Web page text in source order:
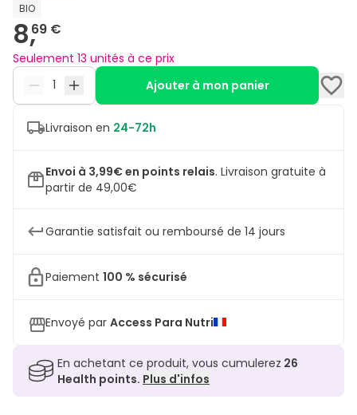
BIO
8,69 €
Seulement 13 unités à ce prix
Ajouter à mon panier
Livraison en 24-72h
Envoi à 3,99€ en points relais. Livraison gratuite à
partir de 49,00€
Garantie satisfait ou remboursé de 14 jours
Paiement 100 % sécurisé
Envoyé par Access Para Nutri
En achetant ce produit, vous cumulerez 26
Health points. Plus d'infos